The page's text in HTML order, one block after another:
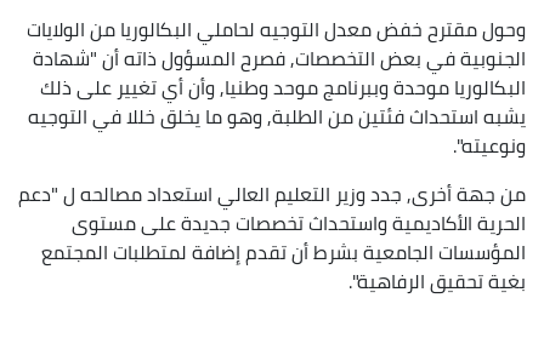
وحول مقترح خفض معدل التوجيه لحاملي البكالوريا من الولايات
الجنوبية في بعض التخصصات, فصرح المسؤول ذاته أن "شهادة
البكالوريا موحدة وببرنامج موحد وطنيا, وأن أي تغيير على ذلك
يشبه استحداث فئتين من الطلبة, وهو ما يخلق خللا في التوجيه
ونوعيته".
من جهة أخرى, جدد وزير التعليم العالي استعداد مصالحه ل "دعم
الحرية الأكاديمية واستحداث تخصصات جديدة على مستوى
المؤسسات الجامعية بشرط أن تقدم إضافة لمتطلبات المجتمع
بغية تحقيق الرفاهية".